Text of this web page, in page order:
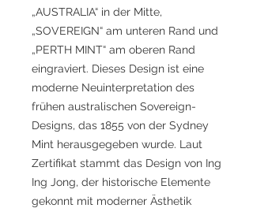
„AUSTRALIA“ in der Mitte,
„SOVEREIGN“ am unteren Rand und
„PERTH MINT“ am oberen Rand
eingraviert. Dieses Design ist eine
moderne Neuinterpretation des
frühen australischen Sovereign-
Designs, das 1855 von der Sydney
Mint herausgegeben wurde. Laut
Zertifikat stammt das Design von Ing
Ing Jong, der historische Elemente
gekonnt mit moderner Ästhetik